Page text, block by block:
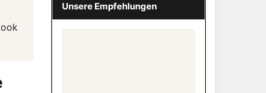
Unsere Empfehlungen